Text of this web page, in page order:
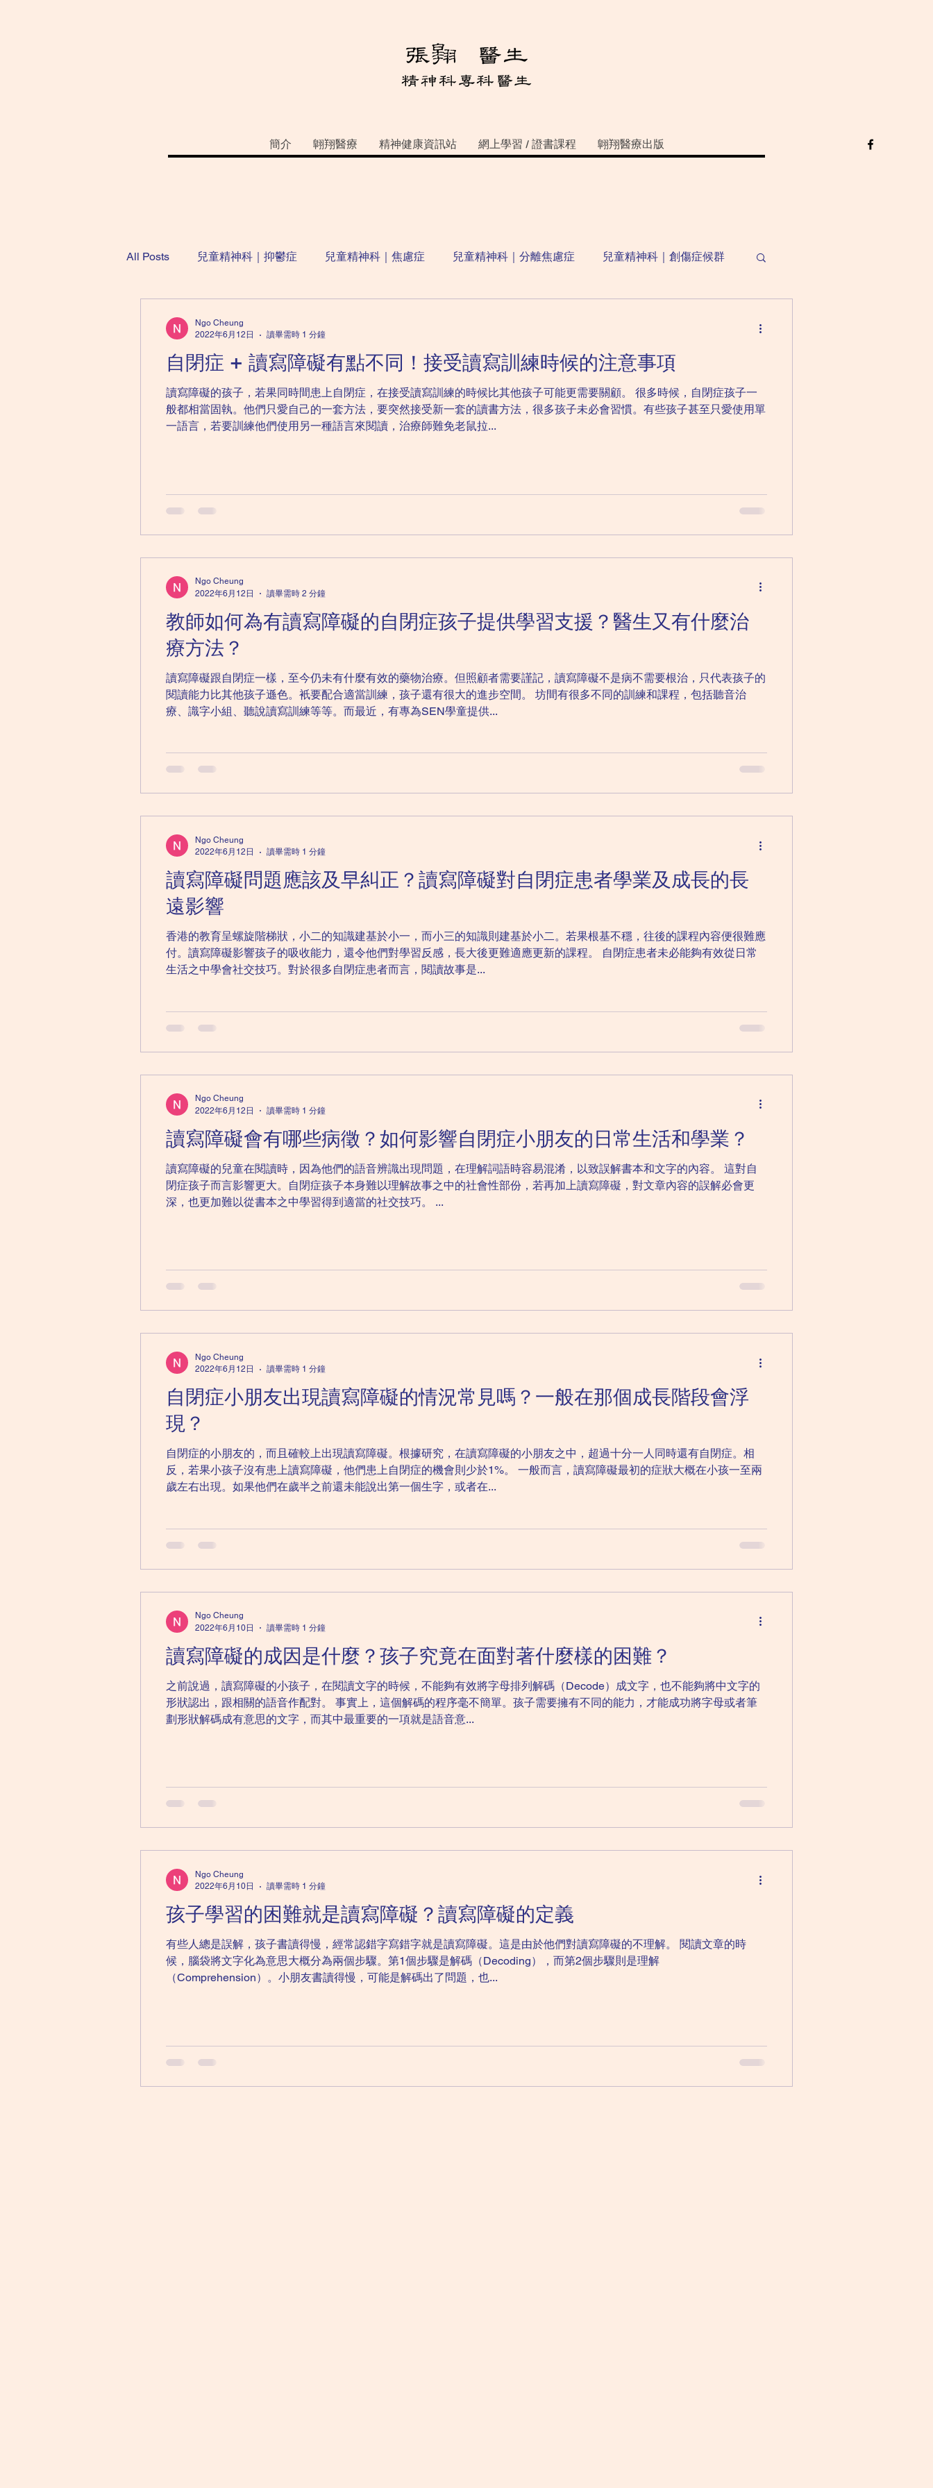
簡介 翺翔醫療 精神健康資訊站 網上學習 / 證書課程 翺翔醫療出版
All Posts 兒童精神科｜抑鬱症 兒童精神科｜焦慮症 兒童精神科｜分離焦慮症 兒童精神科｜創傷症候群
成人精神科｜思覺失調 兒童精神科｜心理健康紙牌遊戲 兒童精神科｜讀寫障礙 兒童精神科｜ADHD
成人精神科｜失眠
自閉症 + 讀寫障礙有點不同！接受讀寫訓練時候的注意事項
讀寫障礙的孩子，若果同時間患上自閉症，在接受讀寫訓練的時候比其他孩子可能更需要關顧。 很多時候，自閉症孩子一
般都相當固執。他們只愛自己的一套方法，要突然接受新一套的讀書方法，很多孩子未必會習慣。有些孩子甚至只愛使用單
一語言，若要訓練他們使用另一種語言來閱讀，治療師難免老鼠拉...
Ngo Cheung
2022年6月12日
讀畢需時 1 分鐘
教師如何為有讀寫障礙的自閉症孩子提供學習支援？醫生又有什麼治
療方法？
讀寫障礙跟自閉症一樣，至今仍未有什麼有效的藥物治療。但照顧者需要謹記，讀寫障礙不是病不需要根治，只代表孩子的
閱讀能力比其他孩子遜色。衹要配合適當訓練，孩子還有很大的進步空間。 坊間有很多不同的訓練和課程，包括聽音治
療、識字小組、聽說讀寫訓練等等。而最近，有專為SEN學童提供...
Ngo Cheung
2022年6月12日
讀畢需時 2 分鐘
讀寫障礙問題應該及早糾正？讀寫障礙對自閉症患者學業及成長的長
遠影響
香港的教育呈螺旋階梯狀，小二的知識建基於小一，而小三的知識則建基於小二。若果根基不穩，往後的課程內容便很難應
付。讀寫障礙影響孩子的吸收能力，還令他們對學習反感，長大後更難適應更新的課程。 自閉症患者未必能夠有效從日常
生活之中學會社交技巧。對於很多自閉症患者而言，閱讀故事是...
Ngo Cheung
2022年6月12日
讀畢需時 1 分鐘
讀寫障礙會有哪些病徵？如何影響自閉症小朋友的日常生活和學業？
讀寫障礙的兒童在閱讀時，因為他們的語音辨識出現問題，在理解詞語時容易混淆，以致誤解書本和文字的內容。 這對自
閉症孩子而言影響更大。自閉症孩子本身難以理解故事之中的社會性部份，若再加上讀寫障礙，對文章內容的誤解必會更
深，也更加難以從書本之中學習得到適當的社交技巧。 ...
Ngo Cheung
2022年6月12日
讀畢需時 1 分鐘
自閉症小朋友出現讀寫障礙的情況常見嗎？一般在那個成長階段會浮
現？
自閉症的小朋友的，而且確較上出現讀寫障礙。根據研究，在讀寫障礙的小朋友之中，超過十分一人同時還有自閉症。相
反，若果小孩子沒有患上讀寫障礙，他們患上自閉症的機會則少於1%。 一般而言，讀寫障礙最初的症狀大概在小孩一至兩
歲左右出現。如果他們在歲半之前還未能說出第一個生字，或者在...
Ngo Cheung
2022年6月12日
讀畢需時 1 分鐘
讀寫障礙的成因是什麼？孩子究竟在面對著什麼樣的困難？
之前說過，讀寫障礙的小孩子，在閱讀文字的時候，不能夠有效將字母排列解碼（Decode）成文字，也不能夠將中文字的
形狀認出，跟相關的語音作配對。 事實上，這個解碼的程序毫不簡單。孩子需要擁有不同的能力，才能成功將字母或者筆
劃形狀解碼成有意思的文字，而其中最重要的一項就是語音意...
Ngo Cheung
2022年6月10日
讀畢需時 1 分鐘
孩子學習的困難就是讀寫障礙？讀寫障礙的定義
有些人總是誤解，孩子書讀得慢，經常認錯字寫錯字就是讀寫障礙。這是由於他們對讀寫障礙的不理解。 閱讀文章的時
候，腦袋將文字化為意思大概分為兩個步驟。第1個步驟是解碼（Decoding），而第2個步驟則是理解
（Comprehension）。小朋友書讀得慢，可能是解碼出了問題，也...
Ngo Cheung
2022年6月10日
讀畢需時 1 分鐘